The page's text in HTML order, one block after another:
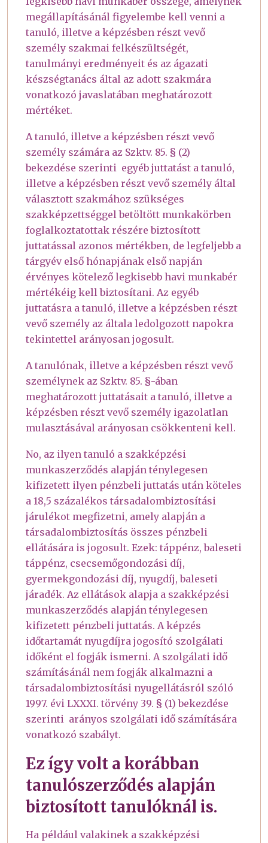
megállapításánál figyelembe kell venni a
tanuló, illetve a képzésben részt vevő
személy szakmai felkészültségét,
tanulmányi eredményeit és az ágazati
készségtanács által az adott szakmára
vonatkozó javaslatában meghatározott
mértéket.
A tanuló, illetve a képzésben részt vevő
személy számára az Szktv. 85. § (2)
bekezdése szerinti egyéb juttatást a tanuló,
illetve a képzésben részt vevő személy által
választott szakmához szükséges
szakképzettséggel betöltött munkakörben
foglalkoztatottak részére biztosított
juttatással azonos mértékben, de legfeljebb a
tárgyév első hónapjának első napján
érvényes kötelező legkisebb havi munkabér
mértékéig kell biztosítani. Az egyéb
juttatásra a tanuló, illetve a képzésben részt
vevő személy az általa ledolgozott napokra
tekintettel arányosan jogosult.
A tanulónak, illetve a képzésben részt vevő
személynek az Szktv. 85. §-ában
meghatározott juttatásait a tanuló, illetve a
képzésben részt vevő személy igazolatlan
mulasztásával arányosan csökkenteni kell.
No, az ilyen tanuló a szakképzési
munkaszerződés alapján ténylegesen
kifizetett ilyen pénzbeli juttatás után köteles
a 18,5 százalékos társadalombiztosítási
járulékot megfizetni, amely alapján a
társadalombiztosítás összes pénzbeli
ellátására is jogosult. Ezek: táppénz, baleseti
táppénz, csecsemőgondozási díj,
gyermekgondozási díj, nyugdíj, baleseti
járadék. Az ellátások alapja a szakképzési
munkaszerződés alapján ténylegesen
kifizetett pénzbeli juttatás. A képzés
időtartamát nyugdíjra jogosító szolgálati
időként el fogják ismerni. A szolgálati idő
számításánál nem fogják alkalmazni a
társadalombiztosítási nyugellátásról szóló
1997. évi LXXXI. törvény 39. § (1) bekezdése
szerinti arányos szolgálati idő számítására
vonatkozó szabályt.
Ez így volt a korábban
tanulószerződés alapján
biztosított tanulóknál is.
Ha például valakinek a szakképzési